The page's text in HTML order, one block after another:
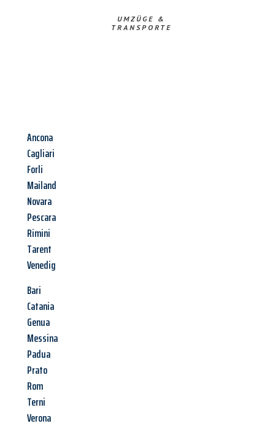
UMZÜGE &
TRANSPORTE
Ancona
Cagliari
Forli
Mailand
Novara
Pescara
Rimini
Tarent
Venedig
Bari
Catania
Genua
Messina
Padua
Prato
Rom
Terni
Verona